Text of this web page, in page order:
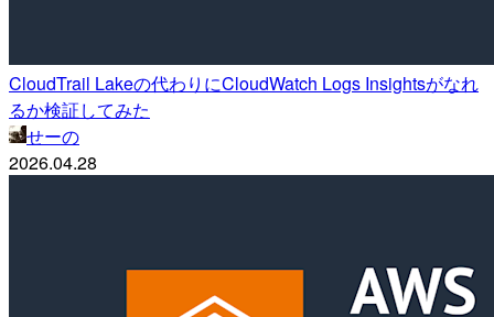
CloudTrail Lakeの代わりにCloudWatch Logs Insightsがなれ
るか検証してみた
せーの
2026.04.28